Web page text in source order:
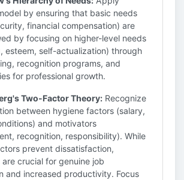
by ensuring that basic needs
financial compensation) are
by focusing on higher-level needs
esteem, self-actualization) through
recognition programs, and
for professional growth.
Two-Factor Theory: Recognize
between hygiene factors (salary,
and motivators
recognition, responsibility). While
prevent dissatisfaction,
crucial for genuine job
and increased productivity. Focus